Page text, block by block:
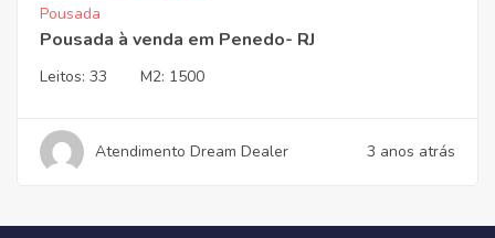
Pousada
Pousada à venda em Penedo- RJ
Leitos: 33 M2: 1500
Atendimento Dream Dealer 3 anos atrás